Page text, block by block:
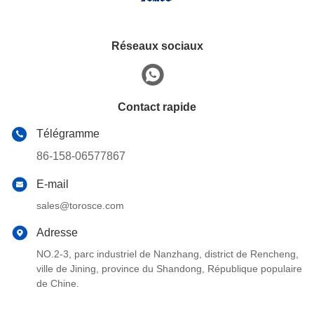
Réseaux sociaux
Contact rapide
Télégramme
86-158-06577867
E-mail
sales@torosce.com
Adresse
NO.2-3, parc industriel de Nanzhang, district de Rencheng,
ville de Jining, province du Shandong, République populaire
de Chine.